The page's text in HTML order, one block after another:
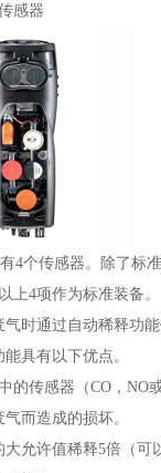
感器
有4个传感器。除了标
上4项作为标准装备。
气时通过自动稀释功
具有以下优点。
的传感器（CO，NO
而造成的损坏。
大允许值稀释5倍（可